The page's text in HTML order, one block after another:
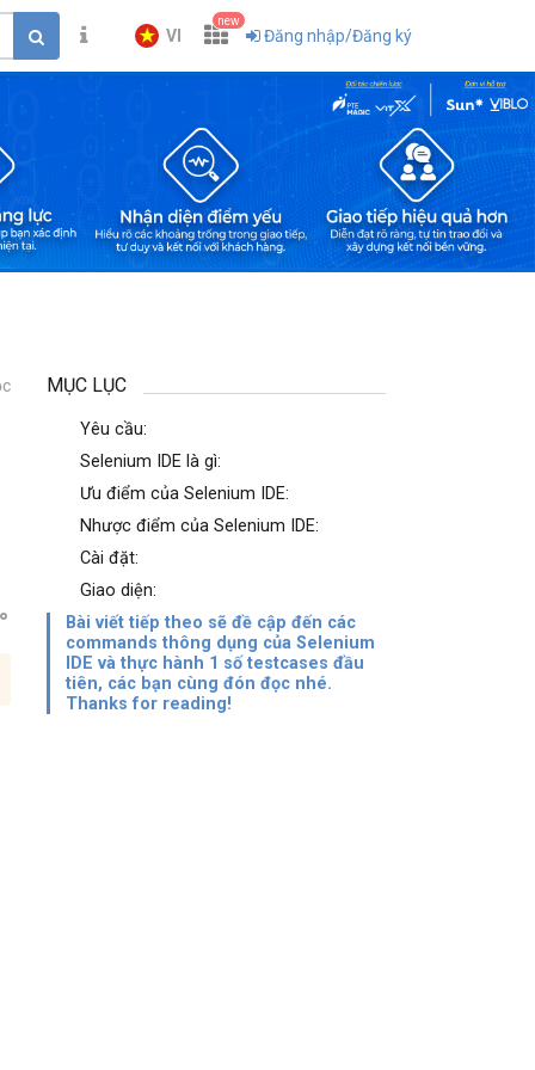
VI
new
Đăng nhập/Đăng ký
MỤC LỤC
Yêu cầu:
Selenium IDE là gì:
Ưu điểm của Selenium IDE:
Nhược điểm của Selenium IDE:
Cài đặt:
Giao diện:
Bài viết tiếp theo sẽ đề cập đến các
commands thông dụng của Selenium
IDE và thực hành 1 số testcases đầu
tiên, các bạn cùng đón đọc nhé.
Thanks for reading!